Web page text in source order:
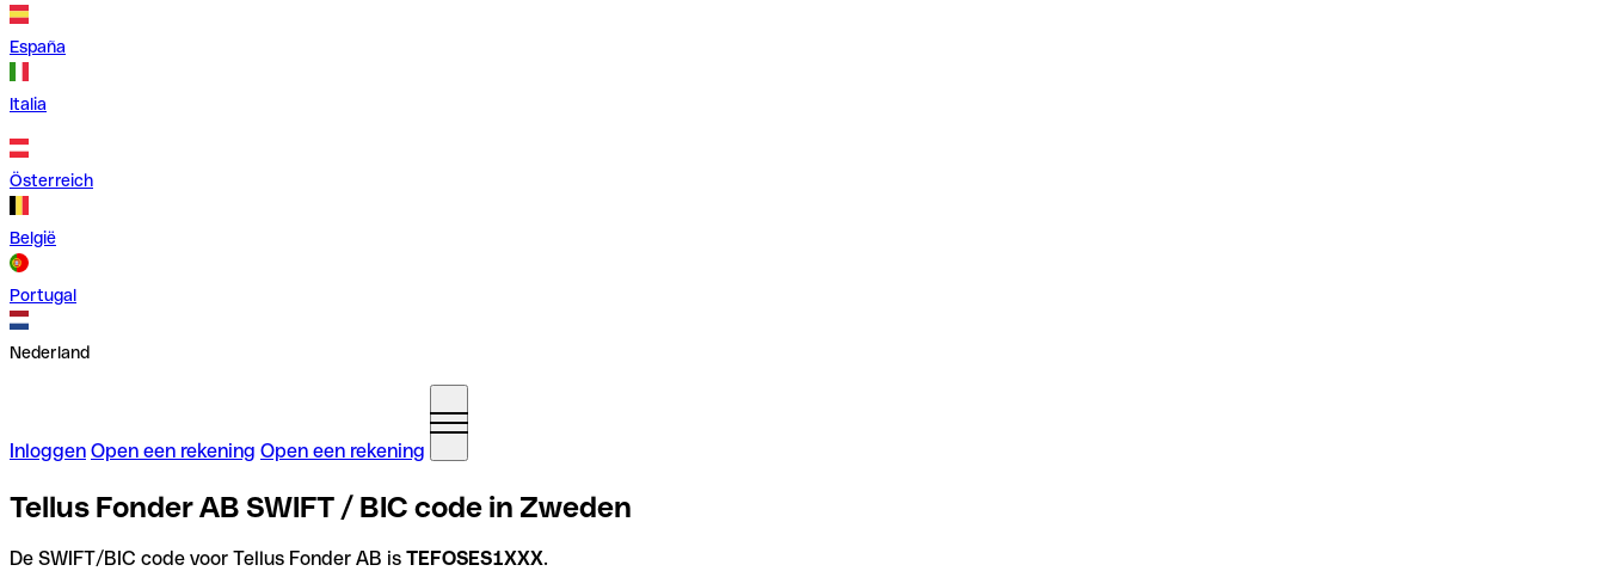
España
Italia
Österreich
België
Portugal
Nederland
Inloggen Open een rekening Open een rekening
Tellus Fonder AB SWIFT / BIC code in Zweden
De SWIFT/BIC code voor Tellus Fonder AB is TEFOSES1XXX.